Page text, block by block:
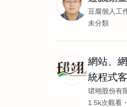
豆腐個人工
未分類
網站、
統程式
發
珺翊股份有
1.5k次觀看